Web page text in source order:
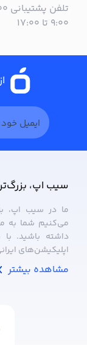
۹:۰۰ تا ۱۷:۰۰
سیب ‌اپ،
ما در سیب ‌اپ،
می‌کنیم شما به
داشته باشید.
اپلیکیشن‌های
مشاهده بیشتر